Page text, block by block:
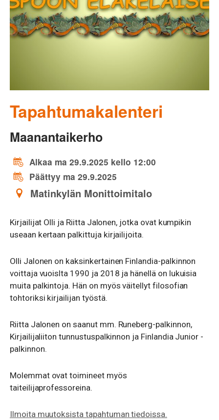
Tapahtumakalenteri
Maanantaikerho
Alkaa ma 29.9.2025 kello 12:00
Päättyy ma 29.9.2025
Matinkylän Monittoimitalo
Kirjailijat Olli ja Riitta Jalonen, jotka ovat kumpikin
useaan kertaan palkittuja kirjailijoita.
Olli Jalonen on kaksinkertainen Finlandia-palkinnon
voittaja vuoislta 1990 ja 2018 ja hänellä on lukuisia
muita palkintoja. Hän on myös väitellyt filosofian
tohtoriksi kirjailijan työstä.
Riitta Jalonen on saanut mm. Runeberg-palkinnon,
Kirjailijaliiton tunnustuspalkinnon ja Finlandia Junior -
palkinnon.
Molemmat ovat toimineet myös
taiteilijaprofessoreina.
Ilmoita muutoksista tapahtuman tiedoissa.